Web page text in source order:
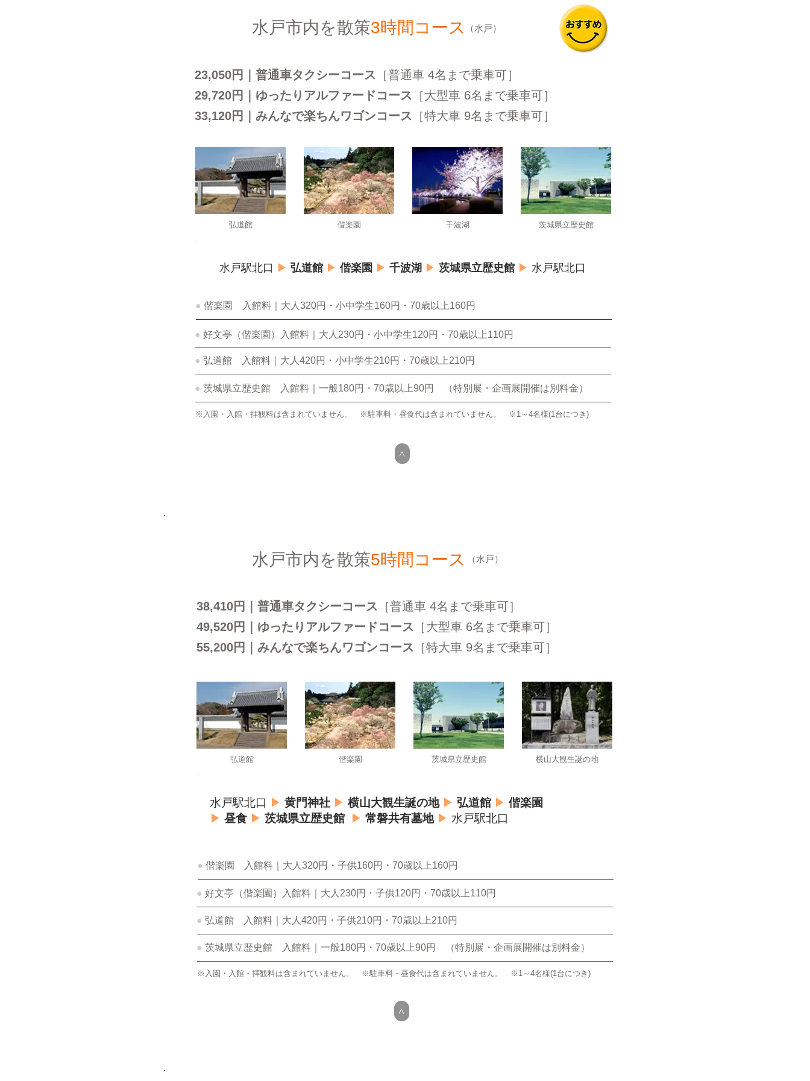
水戸市内を散策3時間コース （水戸）
23,050円｜普通車タクシーコース ［普通車 4名まで乗車可］
29,720円｜ゆったりアルファードコース ［大型車 6名まで乗車可］
33,120円｜みんなで楽ちんワゴンコース ［特大車 9名まで乗車可］
弘道館 偕楽園 千波湖 茨城県立歴史館
水戸駅北口 ▶ 弘道館 ▶ 偕楽園 ▶ 千波湖 ▶ 茨城県立歴史館 ▶ 水戸駅北口
● 偕楽園 入館料｜大人320円・小中学生160円・70歳以上160円
● 好文亭（偕楽園）入館料｜大人230円・小中学生120円・70歳以上110円
● 弘道館 入館料｜大人420円・小中学生210円・70歳以上210円
● 茨城県立歴史館 入館料｜一般180円・70歳以上90円 （特別展・企画展開催は別料金）
※入園・入館・拝観料は含まれていません。 ※駐車料・昼食代は含まれていません。 ※1～4名様(1台につき)
>
水戸市内を散策5時間コース （水戸）
38,410円｜普通車タクシーコース ［普通車 4名まで乗車可］
49,520円｜ゆったりアルファードコース ［大型車 6名まで乗車可］
55,200円｜みんなで楽ちんワゴンコース ［特大車 9名まで乗車可］
弘道館 偕楽園 茨城県立歴史館 横山大観生誕の地
水戸駅北口 ▶ 黄門神社 ▶ 横山大観生誕の地 ▶ 弘道館 ▶ 偕楽園
▶ 昼食 ▶ 茨城県立歴史館 ▶ 常磐共有墓地 ▶ 水戸駅北口
● 偕楽園 入館料｜大人320円・子供160円・70歳以上160円
● 好文亭（偕楽園）入館料｜大人230円・子供120円・70歳以上110円
● 弘道館 入館料｜大人420円・子供210円・70歳以上210円
● 茨城県立歴史館 入館料｜一般180円・70歳以上90円 （特別展・企画展開催は別料金）
※入園・入館・拝観料は含まれていません。 ※駐車料・昼食代は含まれていません。 ※1～4名様(1台につき)
>